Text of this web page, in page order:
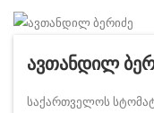
ავთანდილ
საქართველოს